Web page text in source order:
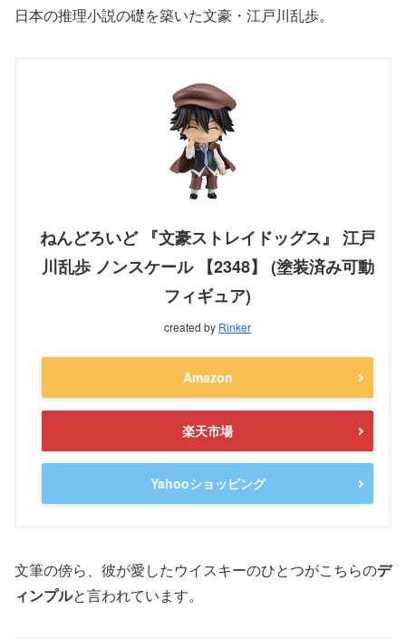
日本の推理小説の礎を築いた文豪・江戸川乱歩。
ねんどろいど 『文豪ストレイドッグス』 江戸
川乱歩 ノンスケール 【2348】 (塗装済み可動
フィギュア)
created by Rinker
Amazon
楽天市場
Yahooショッピング
文筆の傍ら、彼が愛したウイスキーのひとつがこちらのデ
ィンプルと言われています。